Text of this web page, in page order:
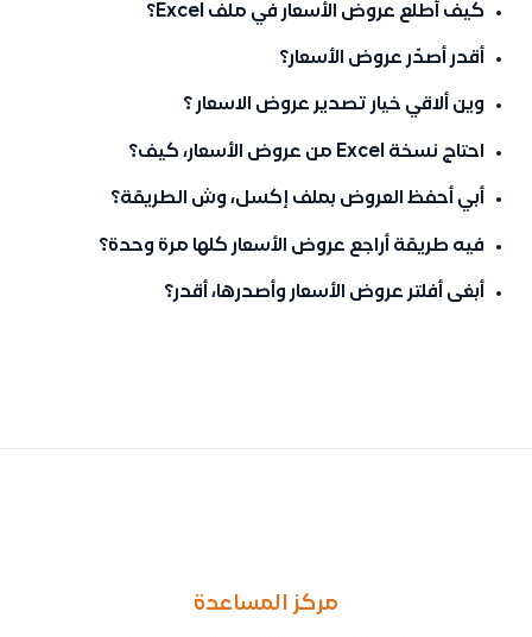
كيف أطلع عروض الأسعار في ملف Excel؟
أقدر أصدّر عروض الأسعار؟
وين ألاقي خيار تصدير عروض الاسعار ؟
احتاج نسخة Excel من عروض الأسعار، كيف؟
أبي أحفظ العروض بملف إكسل، وش الطريقة؟
فيه طريقة أراجع عروض الأسعار كلها مرة وحدة؟
أبغى أفلتر عروض الأسعار وأصدرها، أقدر؟
مركز المساعدة